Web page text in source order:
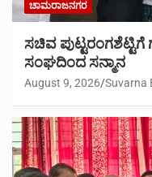
ಚಾಮರಾಜನಗರ
ಸಚಿವ ಪುಟ್ಟರಂಗಶೆಟ್ಟಿಗೆ
ಸಂಘದಿಂದ ಸನ್ಮಾನ
August 9, 2026 Suvarna